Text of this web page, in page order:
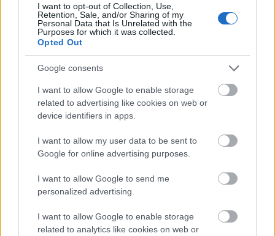
I want to opt-out of Collection, Use,
Retention, Sale, and/or Sharing of my
Personal Data that Is Unrelated with the
Purposes for which it was collected.
Opted Out
Google consents
I want to allow Google to enable storage
related to advertising like cookies on web or
device identifiers in apps.
I want to allow my user data to be sent to
Google for online advertising purposes.
I want to allow Google to send me
personalized advertising.
I want to allow Google to enable storage
related to analytics like cookies on web or
Balatonboglár - (2012. augusztus 17. - 2012.
augusztus 20.)
A BB Boglári Szüreti Fesztiválon bármi
megtörténhet. Új barátságok köttetnek és ...